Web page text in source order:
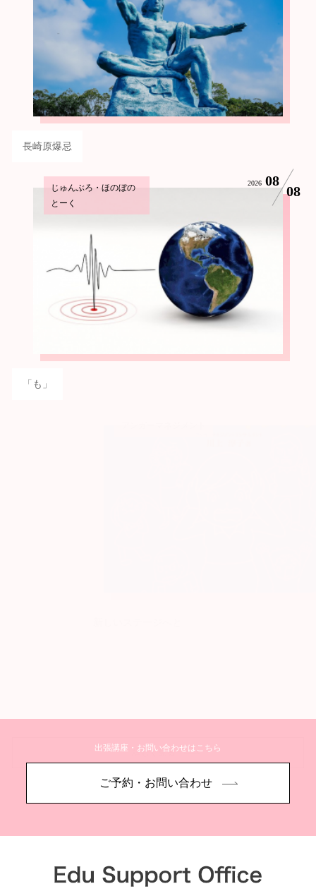
長崎原爆忌
じゅんぶろ・ほのぼの
とーく
2026 08
08
「も」
詳しく見る
出張講座・お問い合わせはこちら
ご予約・お問い合わせ